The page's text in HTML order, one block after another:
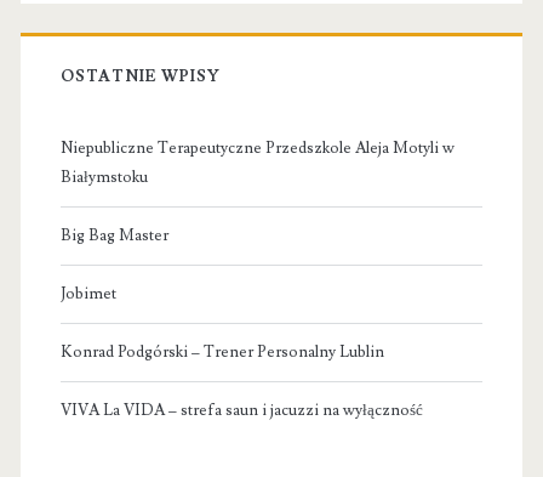
OSTATNIE WPISY
Niepubliczne Terapeutyczne Przedszkole Aleja Motyli w
Białymstoku
Big Bag Master
Jobimet
Konrad Podgórski – Trener Personalny Lublin
VIVA La VIDA – strefa saun i jacuzzi na wyłączność